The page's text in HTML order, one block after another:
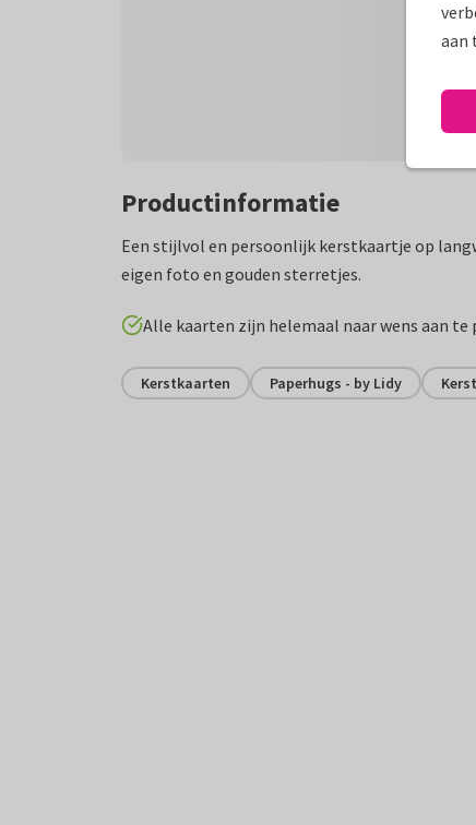
Productinformatie
Een stijlvol en persoonlijk kerstkaartje op
eigen foto en gouden sterretjes.
Alle kaarten zijn helemaal naar wens aan te
Kerstkaarten Paperhugs - by Lidy
aan